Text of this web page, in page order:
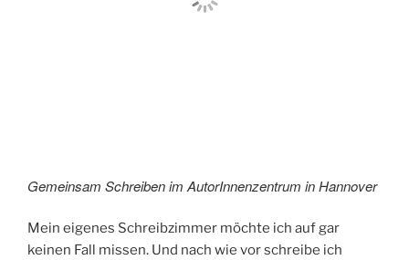
Gemeinsam Schreiben im AutorInnenzentrum in Hannover
Mein eigenes Schreibzimmer möchte ich auf gar
keinen Fall missen. Und nach wie vor schreibe ich